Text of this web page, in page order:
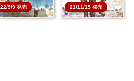
22/9/9 発売 21/11/15 発売